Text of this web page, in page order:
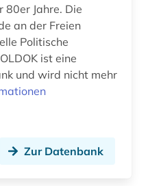
80er Jahre. Die
an der Freien
Politische
ist eine
und wird nicht mehr
Zur Datenbank